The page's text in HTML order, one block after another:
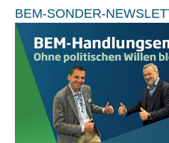
BEM-SONDER-